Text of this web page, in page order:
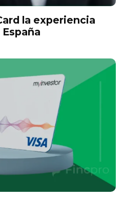
la experiencia